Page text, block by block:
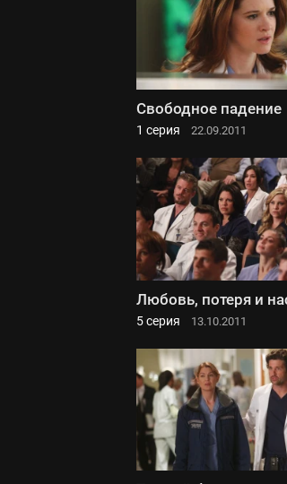
Свободное падение
1 серия 22.09.2011
Любовь, потеря и
5 серия 13.10.2011